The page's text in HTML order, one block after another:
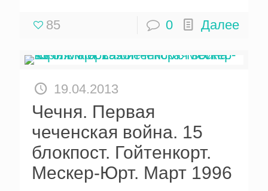
85 0 Далее
19.04.2013
Чечня. Первая
чеченская война. 15
блокпост. Гойтенкорт.
Мескер-Юрт. Март 1996